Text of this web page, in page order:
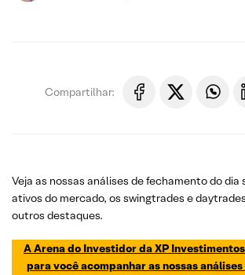
Compartilhar:
Veja as nossas análises de fechamento do dia
ativos do mercado, os swingtrades e
outros destaques.
A Arena do Investidor da XP
para você acompanhar as nossas